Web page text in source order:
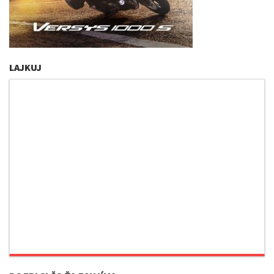
LAJKUJ